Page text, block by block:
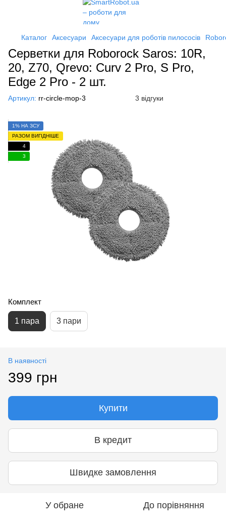
Каталог Аксесуари Аксесуари для роботів пилососів
Серветки для Roborock Saros: 10R,
20, Z70, Qrevo: Curv 2 Pro, S Pro,
Edge 2 Pro - 2 шт.
Артикул: rr-circle-mop-3 3 відгуки
1% НА ЗСУ
РАЗОМ ВИГІДНІШЕ
4
3
Комплект
1 пара 3 пари
В наявності
399 грн
Купити
В кредит
Швидке замовлення
У обране До порівняння